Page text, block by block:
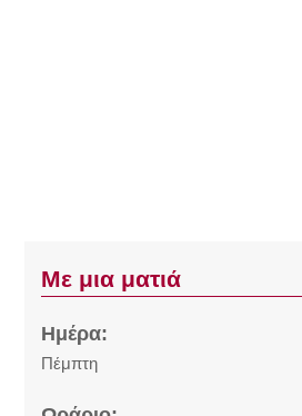
Με μια ματιά
Ημέρα:
Πέμπτη